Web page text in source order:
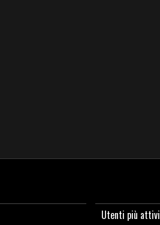
Utenti più attivi